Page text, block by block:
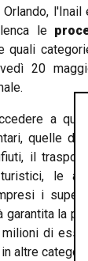
Orlando,
le
quali
20
a
quelle
il
le
i
garantita la
di essi
altre